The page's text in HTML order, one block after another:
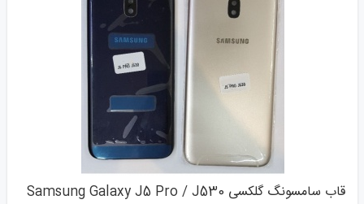
قاب سامسونگ گلکسی Samsung Galaxy J5 Pro / J530